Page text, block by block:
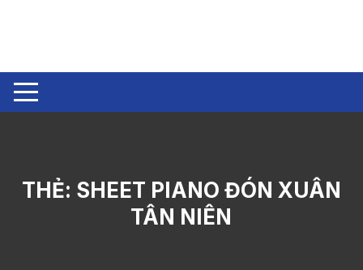
THẺ: SHEET PIANO ĐÓN XUÂN
TÂN NIÊN